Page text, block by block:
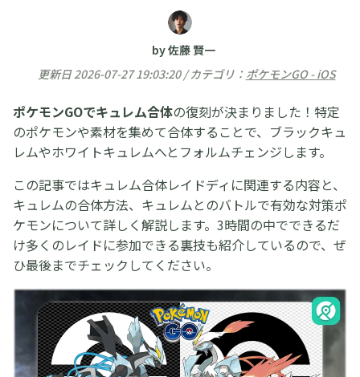
by 佐藤 賢一
更新日 2026-07-27 19:03:20 / カテゴリ： ポケモンGO - iOS
ポケモンGOでキュレム合体の復刻が決まりました！特定
のポケモンや素材を集めて合体することで、ブラックキュ
レムやホワイトキュレムへとフォルムチェンジします。
この記事ではキュレム合体レイドディに関連する内容と、
キュレムの合体方法、キュレムとのバトルで有効な対策ポ
ケモンについて詳しく解説します。3時間の中でできるだ
け多くのレイドに参加できる裏技も紹介しているので、ぜ
ひ最後までチェックしてください。